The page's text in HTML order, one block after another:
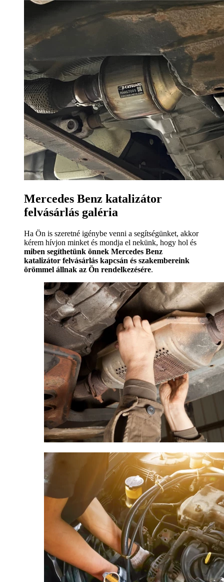
Mercedes Benz katalizátor
felvásárlás galéria
Ha Ön is szeretné igénybe venni a segítségünket, akkor
kérem hívjon minket és mondja el nekünk, hogy hol és
miben segíthetünk önnek Mercedes Benz
katalizátor felvásárlás kapcsán és szakembereink
örömmel állnak az Ön rendelkezésére.